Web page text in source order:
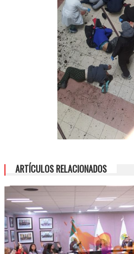
ARTÍCULOS RELACIONADOS